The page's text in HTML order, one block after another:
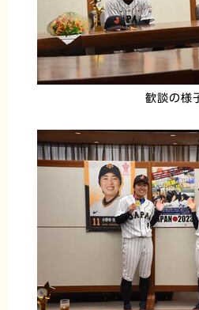
歓談の様